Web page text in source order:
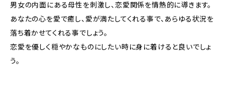
男女の内面にある母性を刺激し、恋愛関係を情熱的に導きます。
あなたの心を愛で癒し、愛が満たしてくれる事で、あらゆる状況を
落ち着かせてくれる事でしょう。
恋愛を優しく穏やかなものにしたい時に身に着けると良いでしょ
う。